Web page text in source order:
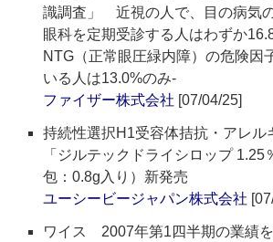
識調査」 近視の人で、目の病気の
眼科を定期受診する人はわずか
NTG（正常眼圧緑内障）の危険因
いる人は13.0%のみ-
ファイザー株式会社 [07/04/25]
持続性選択H1受容体拮抗・アレル
「ジルテックドライシロップ 1.25
包：0.8g入り）新発売
ユーシービージャパン株式会社
ワイス 2007年第1四半期の業績